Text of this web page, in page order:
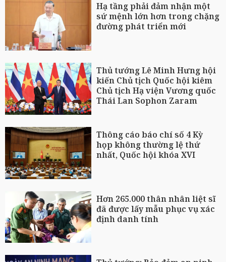
Hạ tầng phải đảm nhận một
sứ mệnh lớn hơn trong chặng
đường phát triển mới
Thủ tướng Lê Minh Hưng hội
kiến Chủ tịch Quốc hội kiêm
Chủ tịch Hạ viện Vương quốc
Thái Lan Sophon Zaram
Thông cáo báo chí số 4 Kỳ
họp không thường lệ thứ
nhất, Quốc hội khóa XVI
Hơn 265.000 thân nhân liệt sĩ
đã được lấy mẫu phục vụ xác
định danh tính